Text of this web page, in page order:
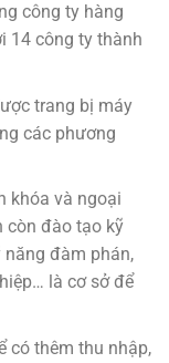
công ty hàng
14 công ty thành
trang bị máy
các phương
khóa và ngoại
còn đào tạo kỹ
năng đàm phán,
là cơ sở để
có thêm thu nhập,